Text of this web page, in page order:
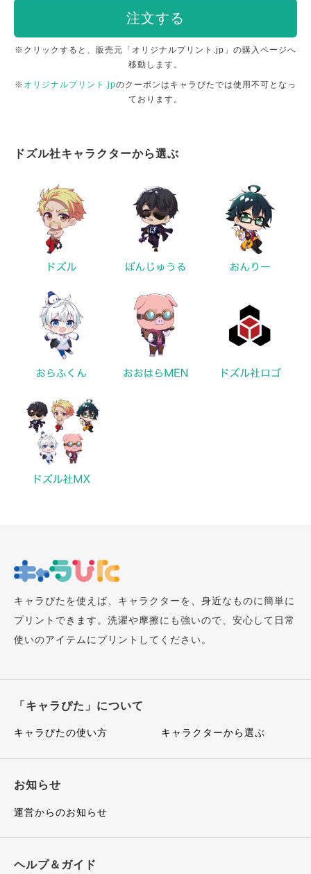
注文する
※クリックすると、販売元「オリジナルプリント.jp」の購入ページへ
移動します。
※ オリジナルプリント.jpのクーポンはキャラぴたでは使用不可となっ
ております。
ドズル社キャラクターから選ぶ
キャラぴたを使えば、キャラクターを、身近なものに簡単に
プリントできます。洗濯や摩擦にも強いので、安心して日常
使いのアイテムにプリントしてください。
「キャラぴた」について
キャラぴたの使い方 キャラクターから選ぶ
お知らせ
運営からのお知らせ
ヘルプ＆ガイド